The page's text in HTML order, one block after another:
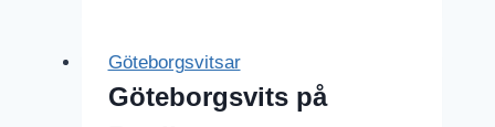
Göteborgsvitsar
Göteborgsvits på